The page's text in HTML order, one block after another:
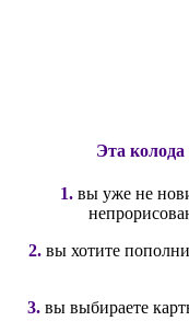
Эта колода
1. вы уже не
2.вы хотите
3.вы выбираете